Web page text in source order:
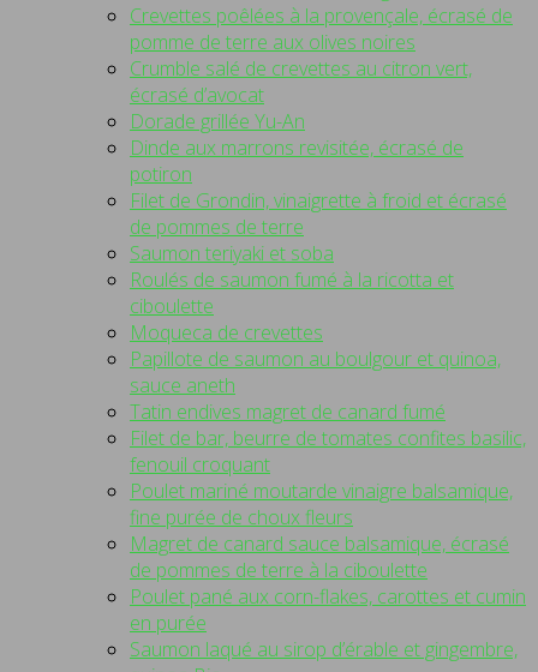
Crevettes poêlées à la provençale, écrasé de
pomme de terre aux olives noires
Crumble salé de crevettes au citron vert,
écrasé d’avocat
Dorade grillée Yu-An
Dinde aux marrons revisitée, écrasé de
potiron
Filet de Grondin, vinaigrette à froid et écrasé
de pommes de terre
Saumon teriyaki et soba
Roulés de saumon fumé à la ricotta et
ciboulette
Moqueca de crevettes
Papillote de saumon au boulgour et quinoa,
sauce aneth
Tatin endives magret de canard fumé
Filet de bar, beurre de tomates confites basilic,
fenouil croquant
Poulet mariné moutarde vinaigre balsamique,
fine purée de choux fleurs
Magret de canard sauce balsamique, écrasé
de pommes de terre à la ciboulette
Poulet pané aux corn-flakes, carottes et cumin
en purée
Saumon laqué au sirop d’érable et gingembre,